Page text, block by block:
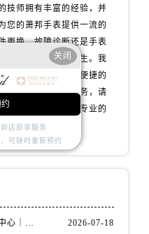
技师拥有丰富的经验，并
您的萧邦手表提供一流的
更换、故障诊断还是手表
让您的手表焕发新生。我
国各地，为您提供便捷的
问题或需要维修服务，请
全力以赴为您提供专业的
亲身探访萧邦厦门官方售后服务中心｜详细地址与售后电话（2026年7月最新） 2026-07-18
关闭
店即享服务
可随时重新预约